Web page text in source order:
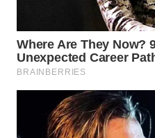
WN
BINJAI
CIREBON